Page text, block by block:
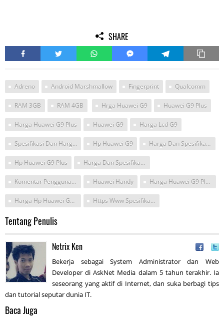
SHARE
Adreno Android Marshmallow Fingerprint Qualcomm
RAM 3GB RAM 4GB Hrga Huawei G9 Huawei G9 Plus
Harga Huawei G9 Plus Huawei G9 Harga Lcd G9
Spesifikasi Dan Harga Huawei G9 Hp Huawei G9 Harga Dan Spesifikasi Huawei G9
Hp Huawei G9 Plus Harga Dan Spesifikasi Huawei G9 Plus
Komentar Pengguna Huawei G9plus Indonesia Huawei Handy Harga Huawei G9 Plus 2017
Harga Hp Huawei G9 Plus Https Www Spesifikasiharga Com Review Spesifikasi Dan Harga Huawei G9 Plus
Tentang Penulis
Netrix Ken
Bekerja sebagai System Administrator dan Web
Developer di AskNet Media dalam 5 tahun terakhir. Ia
seseorang yang aktif di Internet, dan suka berbagi tips
dan tutorial seputar dunia IT.
Baca Juga